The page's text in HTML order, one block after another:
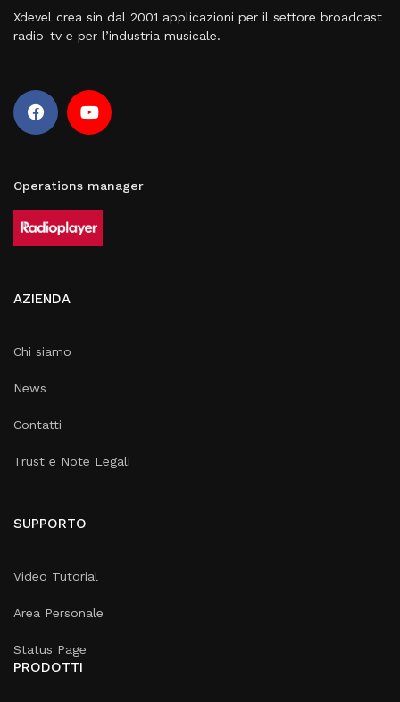
Xdevel crea sin dal 2001 applicazioni per il settore broadcast
radio-tv e per l’industria musicale.
Operations manager
AZIENDA
Chi siamo
News
Contatti
Trust e Note Legali
SUPPORTO
Video Tutorial
Area Personale
Status Page
PRODOTTI